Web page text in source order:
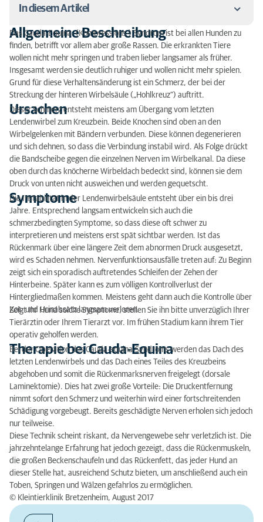
In diesem Artikel
Allgemeine Beschreibung
Ursachen
Therapie bei Cauda-Equina
Allgemeine Beschreibung
Das Cauda-Equina- (Kompressions-) Syndrom ist bei allen Hunden zu
finden, betrifft vor allem aber große Rassen. Die erkrankten Tiere
wollen nicht mehr springen und traben lieber langsamer als früher.
Insgesamt werden sie deutlich ruhiger und wollen nicht mehr spielen.
Grund für diese Verhaltensänderung ist ein Schmerz, der bei der
Streckung der hinteren Wirbelsäule („Hohlkreuz“) auftritt.
Ursachen
Dieser Schmerz entsteht meistens am Übergang vom letzten
Lendenwirbel zum Kreuzbein. Beide Knochen sind oben an den
Wirbelgelenken mit Bändern verbunden. Diese können degenerieren
und sich dehnen, so dass die Verbindung instabil wird. Als Folge drückt
die Bandscheibe gegen die einzelnen Nerven im Wirbelkanal. Da diese
oben durch das knöcherne Wirbeldach bedeckt sind, können sie dem
Druck von unten nicht ausweichen und werden gequetscht.
Symptome
Die Instabilität in der Lendenwirbelsäule entsteht über ein bis drei
Jahre. Entsprechend langsam entwickeln sich auch die
schmerzbedingten Symptome, so dass diese oft schwer zu
interpretieren und meistens erst spät sichtbar werden. Ist das
Rückenmark über eine längere Zeit dem abnormen Druck ausgesetzt,
wird es Schaden nehmen. Nervenfunktionsausfälle treten auf: Zu Beginn
zeigt sich ein sporadisch auftretendes Schleifen der Zehen der
Hinterbeine. Später kann es zum völligen Kontrollverlust der
Hintergliedmaßen kommen. Meistens geht dann auch die Kontrolle über
Kot- und Urinabsatz langsam verloren.
Zeigt Ihr Hund solche Symptome, stellen Sie ihn bitte unverzüglich Ihrer
Tierärztin oder Ihrem Tierarzt vor. Im frühen Stadium kann ihrem Tier
operativ geholfen werden.
Therapie bei Cauda-Equina
Bei der Operation des Cauda-equina-Syndroms werden das Dach des
letzten Lendenwirbels und das Dach eines Teiles des Kreuzbeins
abgehoben und somit die Rückenmarksnerven freigelegt (dorsale
Laminektomie). Dies hat zwei große Vorteile: Die Druckentfernung
nimmt sofort den Schmerz und weiterhin wird einer fortschreitenden
Schädigung vorgebeugt. Bereits geschädigte Nerven erholen sich jedoch
nur teilweise.
Diese Technik scheint riskant, da Nervengewebe sehr verletzlich ist. Die
jahrzehntelange Erfahrung hat jedoch gezeigt, dass die Rückenmuskeln,
die großen Beckenschaufeln und das Rückenfett, das jeder Hund an
dieser Stelle hat, ausreichend Schutz bieten, um anschließend auch ein
Toben, Springen und Wälzen gefahrlos zu ermöglichen.
© Kleintierklinik Bretzenheim, August 2017